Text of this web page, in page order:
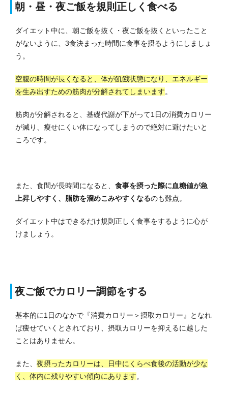
朝・昼・夜ご飯を規則正しく食べる
ダイエット中に、朝ご飯を抜く・夜ご飯を抜くといったこと
がないように、3食決まった時間に食事を摂るようにしましょ
う。
空腹の時間が長くなると、体が飢餓状態になり、エネルギー
を生み出すための筋肉が分解されてしまいます。
筋肉が分解されると、基礎代謝が下がって1日の消費カロリー
が減り、瘦せにくい体になってしまうので絶対に避けたいと
ころです。
また、食間が長時間になると、 食事を摂った際に血糖値が急
上昇しやすく、脂肪を溜めこみやすくなるのも難点。
ダイエット中はできるだけ規則正しく食事をするように心が
けましょう。
夜ご飯でカロリー調節をする
基本的に1日のなかで『消費カロリー＞摂取カロリー』となれ
ば痩せていくとされており、摂取カロリーを抑えるに越した
ことはありません。
また、 夜摂ったカロリーは、日中にくらべ食後の活動が少な
く、体内に残りやすい傾向にあります。